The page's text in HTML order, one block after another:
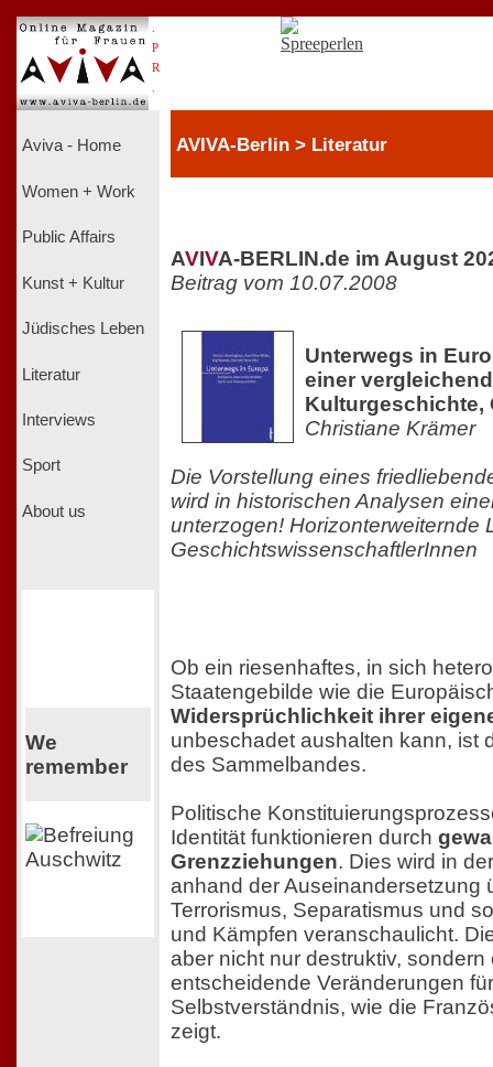
P
R
Aviva - Home
Women + Work
Public Affairs
Kunst + Kultur
Jüdisches Leben
Literatur
Interviews
Sport
About us
We
remember
AVIVA-Berlin > Literatur
AVIVA-BERLIN.de im August
Beitrag vom 10.07.2008
Unterwegs in
einer
Kulturgeschichte,
Christiane Krämer
Die Vorstellung eines
wird in historischen Analysen
unterzogen! Horizonterweiternde
GeschichtswissenschaftlerInnen
Ob ein riesenhaftes, in sich
Staatengebilde wie die
Widersprüchlichkeit ihrer
unbeschadet aushalten kann, ist
des Sammelbandes.
Politische
Identität funktionieren durch
Grenzziehungen. Dies wird in
anhand der Auseinandersetzung
Terrorismus, Separatismus und
und Kämpfen veranschaulicht.
aber nicht nur destruktiv, sondern
entscheidende Veränderungen
Selbstverständnis, wie die
zeigt.